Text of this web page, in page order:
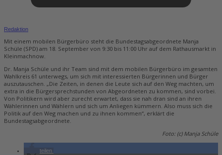
Redaktion
Mit einem mobilen Bürgerbüro steht die Bundestagsabgeordnete Manja
Schüle (SPD) am 18. September von 9:30 bis 11:00 Uhr auf dem Rathausmarkt in
Kleinmachnow.
Dr. Manja Schüle und ihr Team sind mit dem mobilen Bürgerbüro im gesamten
Wahlkreis 61 unterwegs, um sich mit interessierten Bürgerinnen und Bürger
auszutauschen. „Die Zeiten, in denen die Leute sich auf den Weg machten, um
extra in die Bürgersprechstunden von Abgeordneten zu kommen, sind vorbei.
Von Politikern wird aber zurecht erwartet, dass sie nah dran sind an ihren
Wählerinnen und Wählern und sich um Anliegen kümmern. Also muss sich die
Politik auf den Weg machen und zu ihnen kommen“, erklärt die
Bundestagsabgeordnete.
Foto: (c) Manja Schüle
teilen